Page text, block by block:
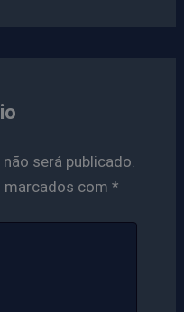
será publicado.
com *